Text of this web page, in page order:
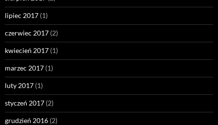
lipiec 2017 (1)
czerwiec 2017 (2)
kwiecień 2017 (1)
marzec 2017 (1)
luty 2017 (1)
styczeń 2017 (2)
grudzień 2016 (2)